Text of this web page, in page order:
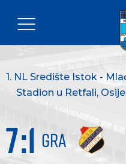
1. NL Središte Istok -
Stadion u Retfali,
GRA
7:1